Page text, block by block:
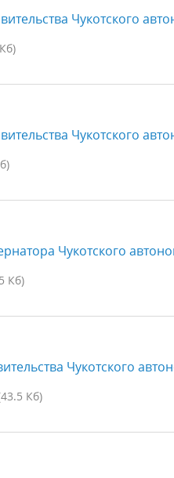
Чукотского
Чукотского
Чукотского
Кб)
Чукотского
Кб)